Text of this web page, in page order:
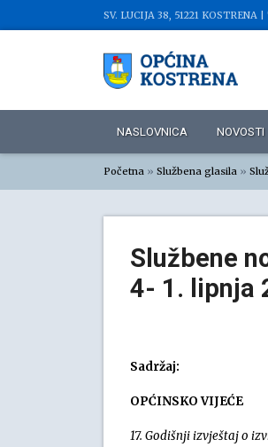
SV. LUCIJA 38, 51221 KOSTRENA |
NASLOVNICA NOVOSTI
Početna » Službena glasila »
Službene
4- 1. lipnja
Sadržaj:
OPĆINSKO VIJEĆE
17. Godišnji izvještaj o